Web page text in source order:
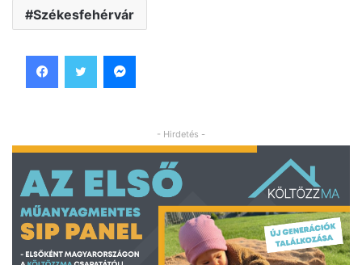
Székesfehérvár
- Hirdetés -